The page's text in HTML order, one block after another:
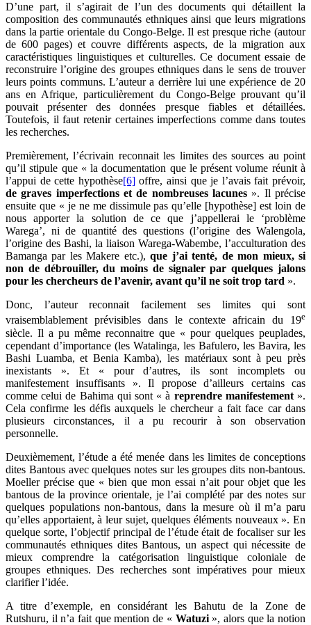
D’une part, il s’agirait de l’un des documents qui détaillent la
composition des communautés ethniques ainsi que leurs migrations
dans la partie orientale du Congo-Belge. Il est presque riche (autour
de 600 pages) et couvre différents aspects, de la migration aux
caractéristiques linguistiques et culturelles. Ce document essaie de
reconstruire l’origine des groupes ethniques dans le sens de trouver
leurs points communs. L’auteur a derrière lui une expérience de 20
ans en Afrique, particulièrement du Congo-Belge prouvant qu’il
pouvait présenter des données presque fiables et détaillées.
Toutefois, il faut retenir certaines imperfections comme dans toutes
les recherches.
Premièrement, l’écrivain reconnait les limites des sources au point
qu’il stipule que « la documentation que le présent volume réunit à
l’appui de cette hypothèse[6]offre, ainsi que je l’avais fait prévoir,
de graves imperfections et de nombreuses lacunes ». Il précise
ensuite que « je ne me dissimule pas qu’elle [hypothèse] est loin de
nous apporter la solution de ce que j’appellerai le ‘problème
Warega’, ni de quantité des questions (l’origine des Walengola,
l’origine des Bashi, la liaison Warega-Wabembe, l’acculturation des
Bamanga par les Makere etc.),que j’ai tenté, de mon mieux, si
non de débrouiller, du moins de signaler par quelques jalons
pour les chercheurs de l’avenir, avant qu’il ne soit trop tard ».
Donc, l’auteur reconnait facilement ses limites qui sont
vraisemblablement prévisibles dans le contexte africain du 19e
siècle. Il a pu même reconnaitre que « pour quelques peuplades,
cependant d’importance (les Watalinga, les Bafulero, les Bavira, les
Bashi Luamba, et Benia Kamba), les matériaux sont à peu près
inexistants ». Et « pour d’autres, ils sont incomplets ou
manifestement insuffisants ». Il propose d’ailleurs certains cas
comme celui de Bahima qui sont « à reprendre manifestement».
Cela confirme les défis auxquels le chercheur a fait face car dans
plusieurs circonstances, il a pu recourir à son observation
personnelle.
Deuxièmement, l’étude a été menée dans les limites de conceptions
dites Bantous avec quelques notes sur les groupes dits non-bantous.
Moeller précise que « bien que mon essai n’ait pour objet que les
bantous de la province orientale, je l’ai complété par des notes sur
quelques populations non-bantous, dans la mesure où il m’a paru
qu’elles apportaient, à leur sujet, quelques éléments nouveaux ». En
quelque sorte, l’objectif principal de l’étude était de focaliser sur les
communautés ethniques dites Bantous, un aspect qui nécessite de
mieux comprendre la catégorisation linguistique coloniale de
groupes ethniques. Des recherches sont impératives pour mieux
clarifier l’idée.
A titre d’exemple, en considérant les Bahutu de la Zone de
Rutshuru, il n’a fait que mention de « Watuzi», alors que la notion